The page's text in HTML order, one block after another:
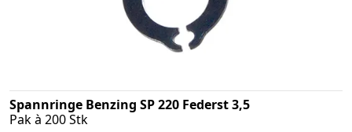
Spannringe Benzing SP 220 Federst 3,5
Pak à 200 Stk